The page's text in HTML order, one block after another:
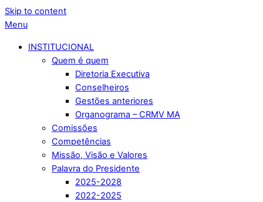
Skip to content
Menu
INSTITUCIONAL
Quem é quem
Diretoria Executiva
Conselheiros
Gestões anteriores
Organograma – CRMV MA
Comissões
Competências
Missão, Visão e Valores
Palavra do Presidente
2025-2028
2022-2025